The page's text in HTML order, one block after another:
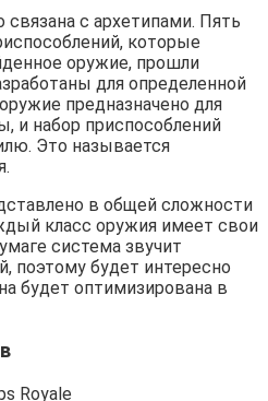
с архетипами. Пять
которые
оружие, прошли
для определенной
предназначено для
и набор приспособлений
Это называется
в общей сложности
класс оружия имеет свои
система звучит
поэтому будет интересно
будет оптимизирована в